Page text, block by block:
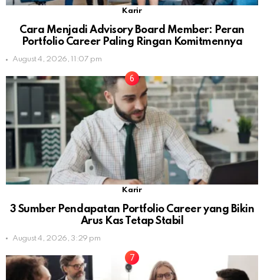
Karir
Cara Menjadi Advisory Board Member: Peran
Portfolio Career Paling Ringan Komitmennya
August 4, 2026, 11:07 pm
Karir
3 Sumber Pendapatan Portfolio Career yang Bikin
Arus Kas Tetap Stabil
August 4, 2026, 3:29 pm